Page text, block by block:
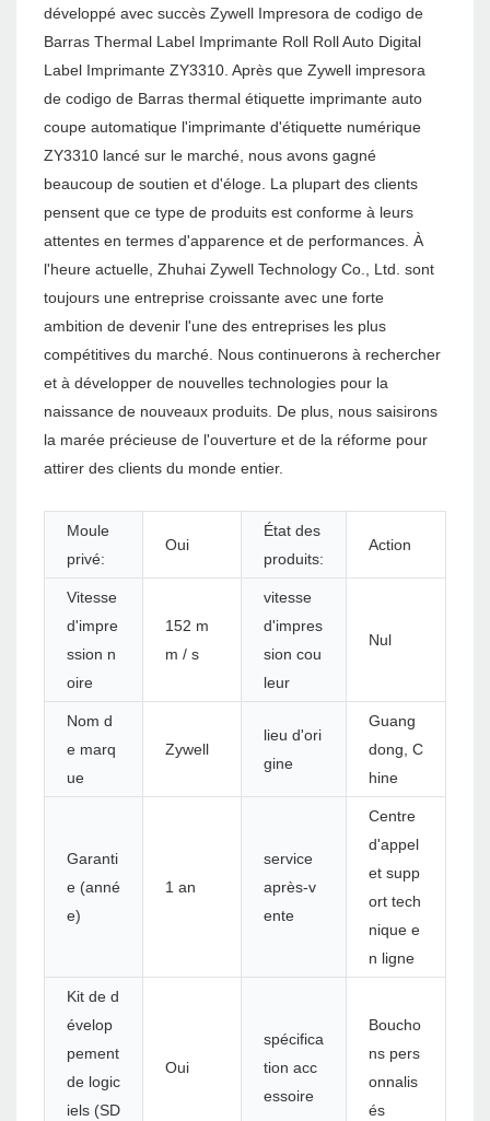
développé avec succès Zywell Impresora de codigo de
Barras Thermal Label Imprimante Roll Roll Auto Digital
Label Imprimante ZY3310. Après que Zywell impresora
de codigo de Barras thermal étiquette imprimante auto
coupe automatique l'imprimante d'étiquette numérique
ZY3310 lancé sur le marché, nous avons gagné
beaucoup de soutien et d'éloge. La plupart des clients
pensent que ce type de produits est conforme à leurs
attentes en termes d'apparence et de performances. À
l'heure actuelle, Zhuhai Zywell Technology Co., Ltd. sont
toujours une entreprise croissante avec une forte
ambition de devenir l'une des entreprises les plus
compétitives du marché. Nous continuerons à rechercher
et à développer de nouvelles technologies pour la
naissance de nouveaux produits. De plus, nous saisirons
la marée précieuse de l'ouverture et de la réforme pour
attirer des clients du monde entier.
Moule
privé:
Oui
État des
produits:
Action
Vitesse
d'impre
ssion n
oire
152 m
m / s
vitesse
d'impres
sion cou
leur
Nul
Nom d
e marq
ue
Zywell
lieu d'ori
gine
Guang
dong, C
hine
Garanti
e (anné
e)
1 an
service
après-v
ente
Centre
d'appel
et supp
ort tech
nique e
n ligne
Kit de d
évelop
pement
de logic
iels (SD
Oui
spécifica
tion acc
essoire
Boucho
ns pers
onnalis
és